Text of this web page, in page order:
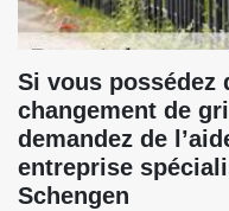
Si vous possédez
changement de
demandez de
entreprise
Schengen